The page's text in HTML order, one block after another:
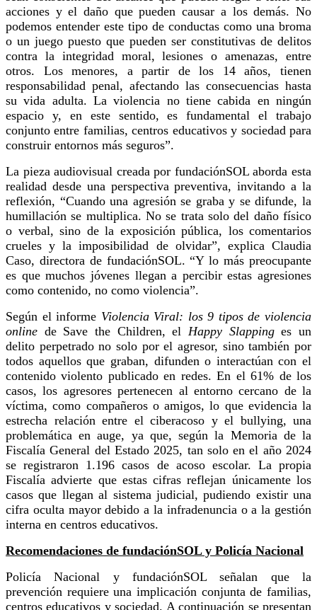
acciones y el daño que pueden causar a los demás. No
podemos entender este tipo de conductas como una broma
o un juego puesto que pueden ser constitutivas de delitos
contra la integridad moral, lesiones o amenazas, entre
otros. Los menores, a partir de los 14 años, tienen
responsabilidad penal, afectando las consecuencias hasta
su vida adulta. La violencia no tiene cabida en ningún
espacio y, en este sentido, es fundamental el trabajo
conjunto entre familias, centros educativos y sociedad para
construir entornos más seguros”.
La pieza audiovisual creada por fundaciónSOL aborda esta
realidad desde una perspectiva preventiva, invitando a la
reflexión, “Cuando una agresión se graba y se difunde, la
humillación se multiplica. No se trata solo del daño físico
o verbal, sino de la exposición pública, los comentarios
crueles y la imposibilidad de olvidar”, explica Claudia
Caso, directora de fundaciónSOL. “Y lo más preocupante
es que muchos jóvenes llegan a percibir estas agresiones
como contenido, no como violencia”.
Según el informe Violencia Viral: los 9 tipos de violencia
online de Save the Children, el Happy Slappinges un
delito perpetrado no solo por el agresor, sino también por
todos aquellos que graban, difunden o interactúan con el
contenido violento publicado en redes. En el 61% de los
casos, los agresores pertenecen al entorno cercano de la
víctima, como compañeros o amigos, lo que evidencia la
estrecha relación entre el ciberacoso y el bullying, una
problemática en auge, ya que, según la Memoria de la
Fiscalía General del Estado 2025, tan solo en el año 2024
se registraron 1.196 casos de acoso escolar. La propia
Fiscalía advierte que estas cifras reflejan únicamente los
casos que llegan al sistema judicial, pudiendo existir una
cifra oculta mayor debido a la infradenuncia o a la gestión
interna en centros educativos.
Recomendaciones de fundaciónSOL y Policía Nacional
Policía Nacional y fundaciónSOL señalan que la
prevención requiere una implicación conjunta de familias,
centros educativos y sociedad. A continuación se presentan